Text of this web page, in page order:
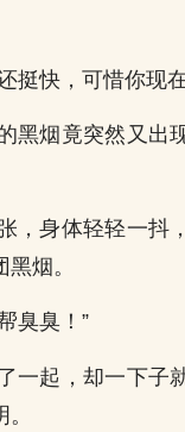
挺快，可惜你现
黑烟竟突然又出
，身体轻轻一抖
烟。
臭臭！”
一起，却一下子